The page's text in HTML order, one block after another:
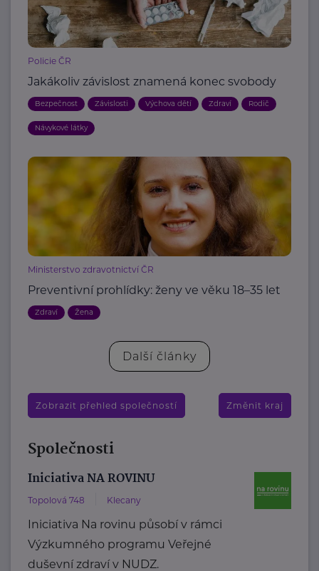
Policie ČR
Jakákoliv závislost znamená konec svobody
Bezpečnost Závislosti Výchova dětí Zdraví Rodič
Návykové látky
Ministerstvo zdravotnictví ČR
Preventivní prohlídky: ženy ve věku 18–35 let
Zdraví Žena
Další články
Zobrazit přehled společností Změnit kraj
Společnosti
Iniciativa NA ROVINU
Topolová 748 Klecany
Iniciativa Na rovinu působí v rámci
Výzkumného programu Veřejné
duševní zdraví v NUDZ.